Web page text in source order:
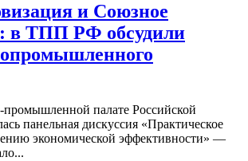
и Союзное
в ТПП РФ обсудили
палате Российской
панельная дискуссия «Практическое
экономической эффективности» —